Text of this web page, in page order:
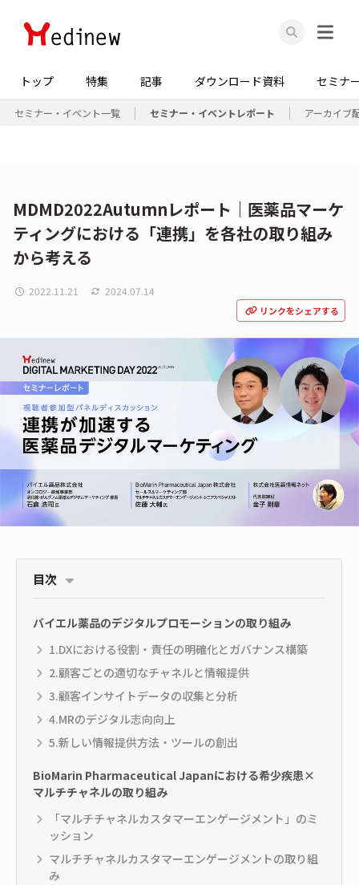
トップ 特集 記事 ダウンロード資料 セミナ
セミナー・イベント一覧 セミナー・イベントレポート アーカイブ
MDMD2022Autumnレポート｜医薬品マーケ
ティングにおける「連携」を各社の取り組み
から考える
2022.11.21 2024.07.14
リンクをシェアする
目次
バイエル薬品のデジタルプロモーションの取り組み
1.DXにおける役割・責任の明確化とガバナンス構築
2.顧客ごとの適切なチャネルと情報提供
3.顧客インサイトデータの収集と分析
4.MRのデジタル志向向上
5.新しい情報提供方法・ツールの創出
BioMarin Pharmaceutical Japanにおける希少疾患×
マルチチャネルの取り組み
「マルチチャネルカスタマーエンゲージメント」のミ
ッション
マルチチャネルカスタマーエンゲージメントの取り組
み